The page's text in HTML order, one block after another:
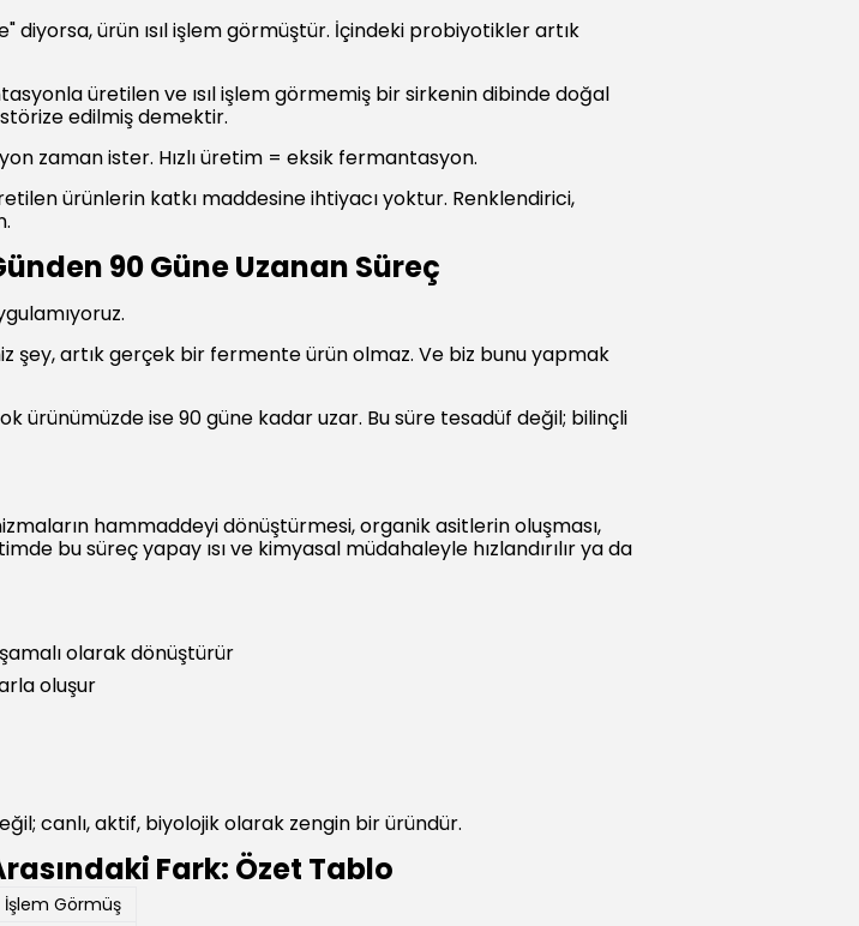
diyorsa, ürün ısıl işlem görmüştür. İçindeki probiyotikler artık
üretilen ve ısıl işlem görmemiş bir sirkenin dibinde doğal
edilmiş demektir.
zaman ister. Hızlı üretim = eksik fermantasyon.
ürünlerin katkı maddesine ihtiyacı yoktur. Renklendirici,
90 Güne Uzanan Süreç
şey, artık gerçek bir fermente ürün olmaz. Ve biz bunu yapmak
ürünümüzde ise 90 güne kadar uzar. Bu süre tesadüf değil; bilinçli
hammaddeyi dönüştürmesi, organik asitlerin oluşması,
bu süreç yapay ısı ve kimyasal müdahaleyle hızlandırılır ya da
olarak dönüştürür
oluşur
canlı, aktif, biyolojik olarak zengin bir üründür.
Fark: Özet Tablo
İşlem Görmüş